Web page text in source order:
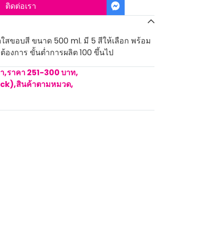
ติดต่อเรา
สขอบสี ขนาด 500 ml. มี 5 สีให้เลือก พร้อม
งการ ขั้นต่ำการผลิต 100 ขึ้นไป
,ราคา 251-300 บาท,
,สินค้าตามหมวด,